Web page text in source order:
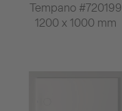
Tempano #720199
1200 x 1000 mm